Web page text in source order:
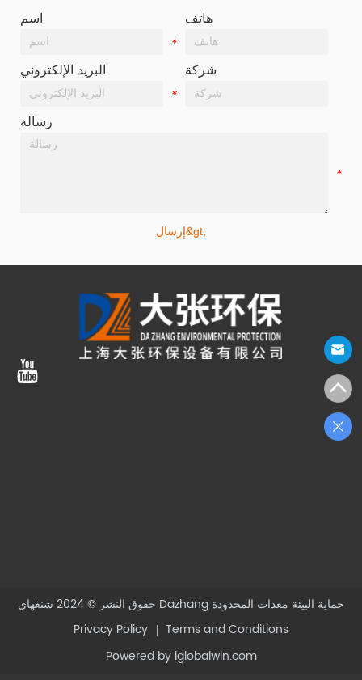
اسم
*
هاتف
البريد الإلكتروني
*
شركة
رسالة
*
إرسال&gt;
حقوق النشر © 2024
شنغهاي Dazhang حماية البيئة معدات المحدودة
Privacy Policy
Terms and Conditions
Powered by iglobalwin.com